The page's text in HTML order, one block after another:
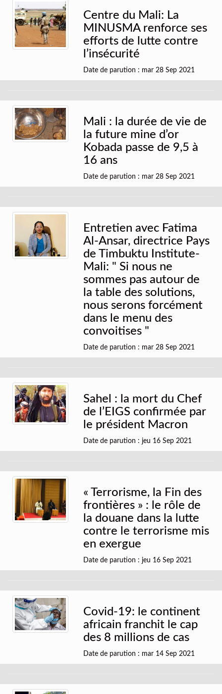
Centre du Mali: La
MINUSMA renforce ses
efforts de lutte contre
l’insécurité
Date de parution : mar 28 Sep 2021
Mali : la durée de vie de
la future mine d’or
Kobada passe de 9,5 à
16 ans
Date de parution : mar 28 Sep 2021
Entretien avec Fatima
Al-Ansar, directrice Pays
de Timbuktu Institute-
Mali: " Si nous ne
sommes pas autour de
la table des solutions,
nous serons forcément
dans le menu des
convoitises "
Date de parution : mar 28 Sep 2021
Sahel : la mort du Chef
de l’EIGS confirmée par
le président Macron
Date de parution : jeu 16 Sep 2021
« Terrorisme, la Fin des
frontières » : le rôle de
la douane dans la lutte
contre le terrorisme mis
en exergue
Date de parution : jeu 16 Sep 2021
Covid-19: le continent
africain franchit le cap
des 8 millions de cas
Date de parution : mar 14 Sep 2021